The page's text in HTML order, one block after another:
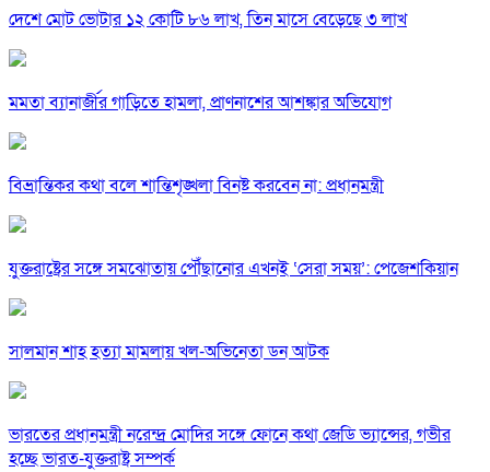
দেশে মোট ভোটার ১২ কোটি ৮৬ লাখ, তিন মাসে বেড়েছে ৩ লাখ
মমতা ব্যানার্জীর গাড়িতে হামলা, প্রাণনাশের আশঙ্কার অভিযোগ
বিভ্রান্তিকর কথা বলে শান্তিশৃঙ্খলা বিনষ্ট করবেন না: প্রধানমন্ত্রী
যুক্তরাষ্ট্রের সঙ্গে সমঝোতায় পৌঁছানোর এখনই ‘সেরা সময়’: পেজেশকিয়ান
সালমান শাহ হত্যা মামলায় খল-অভিনেতা ডন আটক
ভারতের প্রধানমন্ত্রী নরেন্দ্র মোদির সঙ্গে ফোনে কথা জেডি ভ্যান্সের, গভীর
হচ্ছে ভারত-যুক্তরাষ্ট্র সম্পর্ক